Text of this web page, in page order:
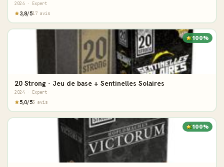
2024 · Expert
3,8/517 avis
100%
20 Strong - Jeu de base + Sentinelles Solaires
2024 · Expert
5,0/53 avis
100%